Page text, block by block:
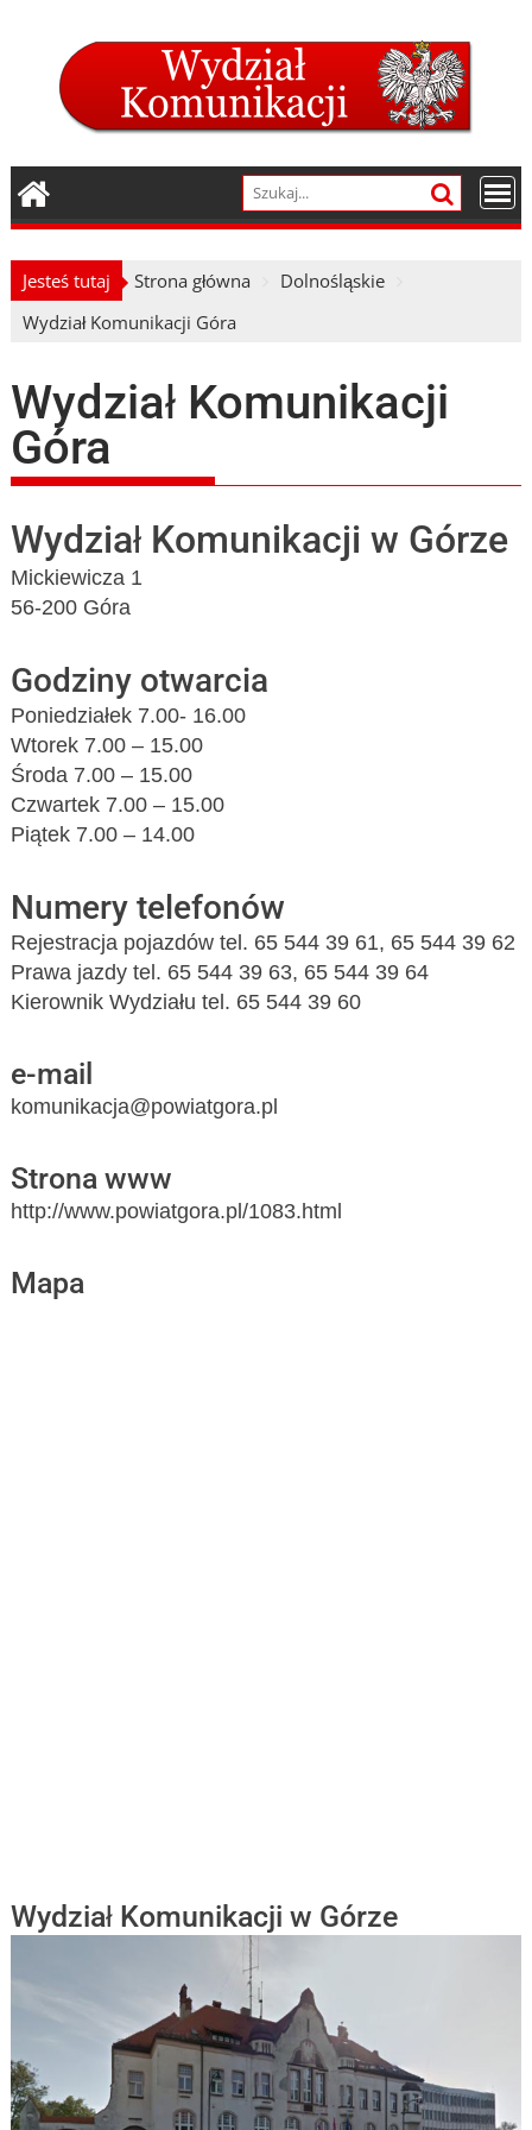
Jesteś tutaj Strona główna
Dolnośląskie
Wydział Komunikacji Góra
Wydział Komunikacji
Góra
Wydział Komunikacji w Górze
Mickiewicza 1
56-200 Góra
Godziny otwarcia
Poniedziałek 7.00- 16.00
Wtorek 7.00 – 15.00
Środa 7.00 – 15.00
Czwartek 7.00 – 15.00
Piątek 7.00 – 14.00
Numery telefonów
Rejestracja pojazdów tel. 65 544 39 61, 65 544 39 62
Prawa jazdy tel. 65 544 39 63, 65 544 39 64
Kierownik Wydziału tel. 65 544 39 60
e-mail
komunikacja@powiatgora.pl
Strona www
http://www.powiatgora.pl/1083.html
Mapa
Wydział Komunikacji w Górze